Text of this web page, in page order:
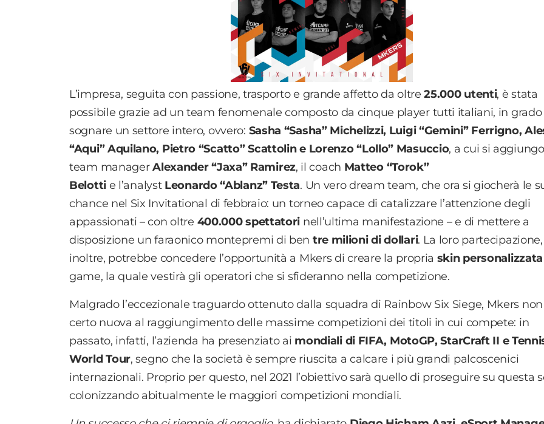
L’impresa, seguita con passione, trasporto e grande affetto da oltre25.000 utenti, è stata
possibile grazie ad un team fenomenale composto da cinque player tutti italiani, in
sognare un settore intero, ovvero: Sasha “Sasha”Michelizzi, Luigi “Gemini” Ferrigno,
“Aqui” Aquilano, Pietro “Scatto” Scattolin e Lorenzo “Lollo” Masuccio, a cui si
team managerAlexander “Jaxa” Ramirez, il coach Matteo “Torok”
Belottie l’analystLeonardo “Ablanz” Testa. Un vero dream team, che ora si giocherà le
chance nel Six Invitational di febbraio: un torneo capace di catalizzare l’attenzione degli
appassionati – con oltre 400.000 spettatori nell’ultima manifestazione – e di mettere a
disposizione un faraonico montepremi di ben tre milioni di dollari. La loro partecipazione,
inoltre, potrebbe concedere l’opportunità a Mkers di creare la propria skin personalizzata
game, la quale vestirà gli operatori che si sfideranno nella competizione.
Malgrado l’eccezionale traguardo ottenuto dalla squadra di Rainbow Six Siege, Mkers
certo nuova al raggiungimento delle massime competizioni dei titoli in cui compete: in
passato, infatti, l’azienda ha presenziato ai mondiali di FIFA, MotoGP, StarCraft II e
World Tour, segno che la società è sempre riuscita a calcare i più grandi palcoscenici
internazionali. Proprio per questo, nel 2021 l’obiettivo sarà quello di proseguire su questa
colonizzando abitualmente le maggiori competizioni mondiali.